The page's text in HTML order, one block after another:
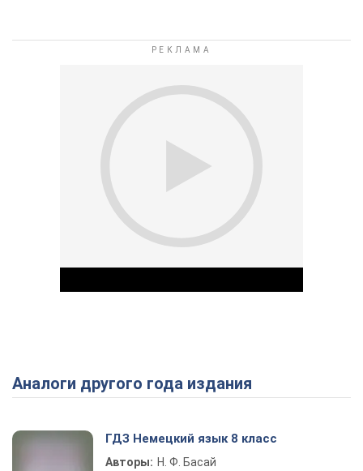
Play Video
Аналоги другого года издания
ГДЗ Немецкий язык 8 класс
Авторы: Н. Ф. Басай